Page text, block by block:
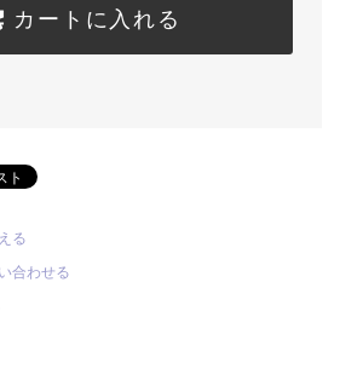
カートに入れる
る
合わせる